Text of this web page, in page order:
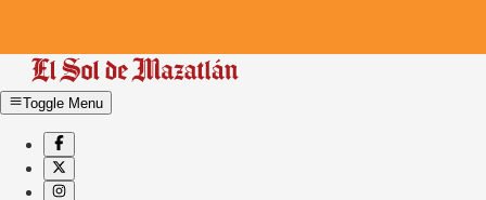
Toggle Menu